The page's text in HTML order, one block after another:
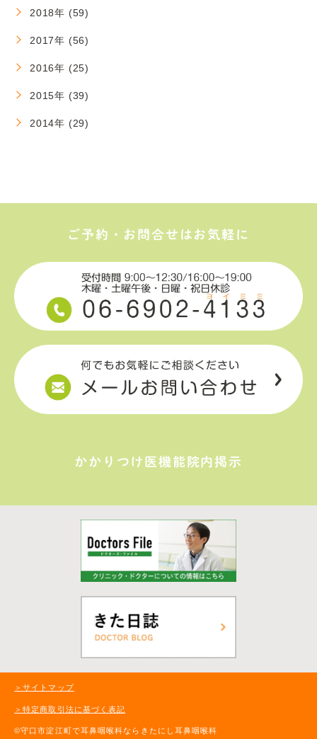
2018年 (59)
2017年 (56)
2016年 (25)
2015年 (39)
2014年 (29)
ご予約・お問合せはお気軽に
かかりつけ医機能院内掲示
＞サイトマップ
＞特定商取引法に基づく表記
©守口市淀江町で耳鼻咽喉科ならきたにし耳鼻咽喉科